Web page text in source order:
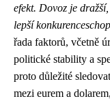
efekt. Dovoz je
lepší
řada faktorů, včetně
politické stability a
proto důležité
mezi eurem a